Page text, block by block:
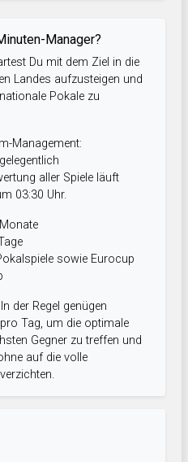
Manager?
Du mit dem Ziel in die
Landes aufzusteigen und
Pokale zu
Management:
aller Spiele läuft
03:30 Uhr.
sowie Eurocup
der Regel genügen
Tag, um die optimale
Gegner zu treffen und
auf die volle